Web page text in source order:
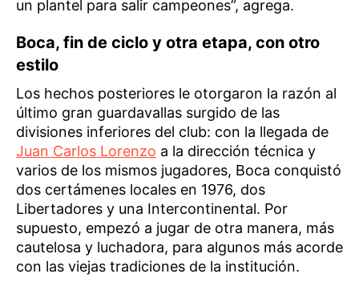
un plantel para salir campeones”, agrega.
Boca, fin de ciclo y otra etapa, con otro
estilo
Los hechos posteriores le otorgaron la razón al
último gran guardavallas surgido de las
divisiones inferiores del club: con la llegada de
Juan Carlos Lorenzo a la dirección técnica y
varios de los mismos jugadores, Boca conquistó
dos certámenes locales en 1976, dos
Libertadores y una Intercontinental. Por
supuesto, empezó a jugar de otra manera, más
cautelosa y luchadora, para algunos más acorde
con las viejas tradiciones de la institución.